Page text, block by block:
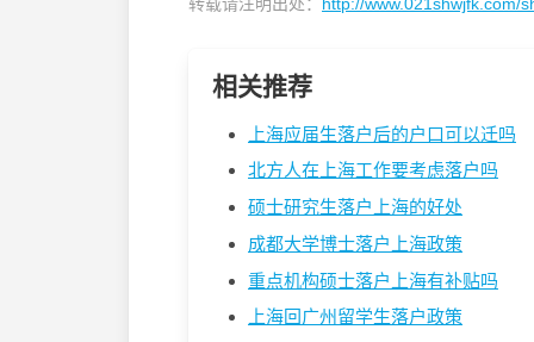
相关推荐
上海应届生落户后的户口可以迁吗
北方人在上海工作要考虑落户吗
硕士研究生落户上海的好处
成都大学博士落户上海政策
重点机构硕士落户上海有补贴吗
上海回广州留学生落户政策